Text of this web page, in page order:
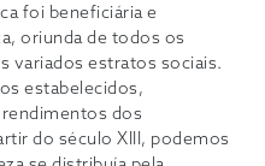
foi beneficiária e
oriunda de todos os
variados estratos sociais.
estabelecidos,
dos
do século XIII, podemos